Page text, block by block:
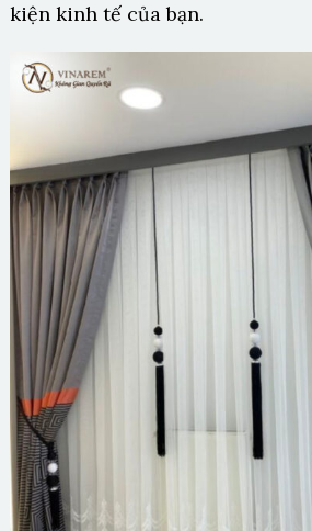
kiện kinh tế của bạn.